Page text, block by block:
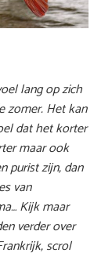
lang op zich
zomer. Het kan
dat het korter
maar ook
purist zijn, dan
van
Kijk maar
verder over
scrol